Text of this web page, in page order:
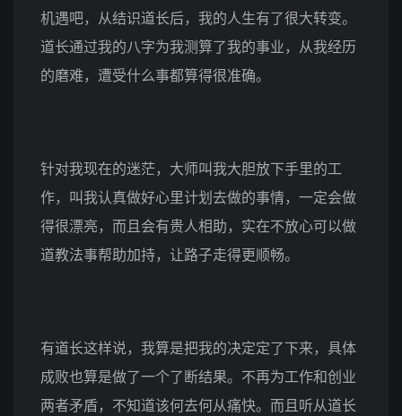
机遇吧，从结识道长后，我的人生有了很大转变。
道长通过我的八字为我测算了我的事业，从我经历
的磨难，遭受什么事都算得很准确。
针对我现在的迷茫，大师叫我大胆放下手里的工
作，叫我认真做好心里计划去做的事情，一定会做
得很漂亮，而且会有贵人相助，实在不放心可以做
道教法事帮助加持，让路子走得更顺畅。
有道长这样说，我算是把我的决定定了下来，具体
成败也算是做了一个了断结果。不再为工作和创业
两者矛盾，不知道该何去何从痛快。而且听从道长